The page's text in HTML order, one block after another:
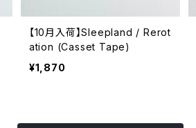
【10月入荷】Sleepland / Rerot
ation (Casset Tape)
¥1,870